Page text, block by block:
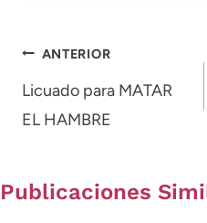
Navegación
de
entradas
ANTERIOR
Licuado para MATAR
EL HAMBRE
Publicaciones